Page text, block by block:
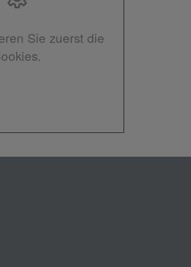
Sie zuerst die